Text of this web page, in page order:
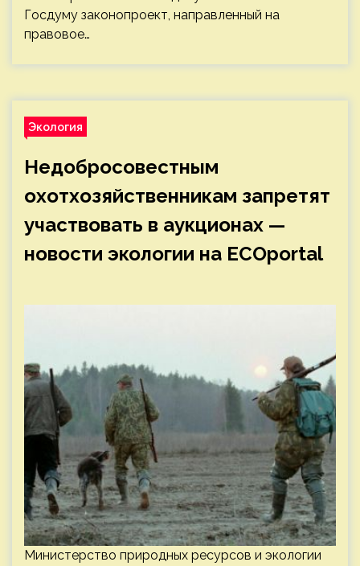
Госдуму законопроект, направленный на
правовое…
Экология
Недобросовестным
охотхозяйственникам запретят
участвовать в аукционах —
новости экологии на ECOportal
Министерство природных ресурсов и экологии